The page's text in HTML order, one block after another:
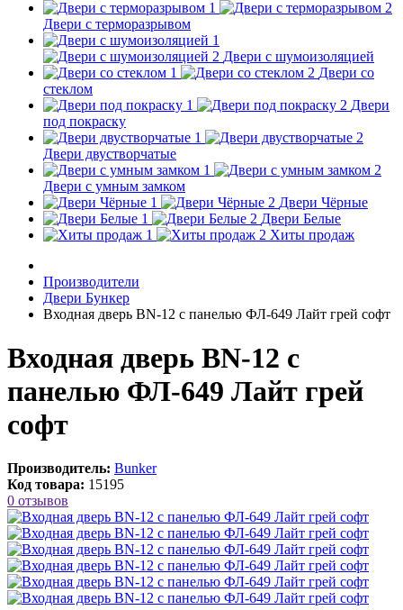
Двери с терморазрывом
Двери с шумоизоляцией
Двери со
стеклом
Двери
под покраску
Двери двустворчатые
Двери с умным замком
Двери Чёрные
Двери Белые
Хиты продаж
Производители
Двери Бункер
Входная дверь BN-12 с панелью ФЛ-649 Лайт грей софт
Входная дверь BN-12 с
панелью ФЛ-649 Лайт грей
софт
Производитель: Bunker
Код товара: 15195
0 отзывов